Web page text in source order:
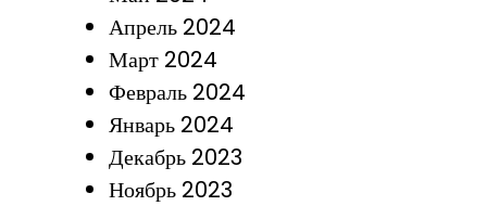
Апрель 2024
Март 2024
Февраль 2024
Январь 2024
Декабрь 2023
Ноябрь 2023